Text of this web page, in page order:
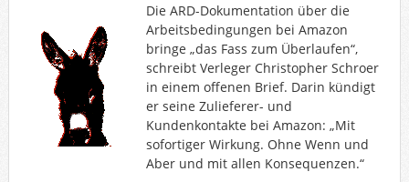
Die ARD-Dokumentation über die
Arbeitsbedingungen bei Amazon
bringe „das Fass zum Überlaufen“,
schreibt Verleger Christopher Schroer
in einem offenen Brief. Darin kündigt
er seine Zulieferer- und
Kundenkontakte bei Amazon: „Mit
sofortiger Wirkung. Ohne Wenn und
Aber und mit allen Konsequenzen.“